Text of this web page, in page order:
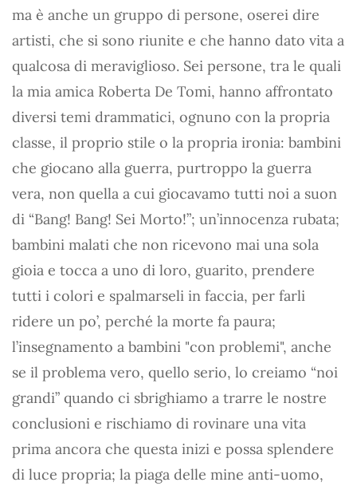
ma è anche un gruppo di persone, oserei dire
artisti, che si sono riunite e che hanno dato vita a
qualcosa di meraviglioso. Sei persone, tra le quali
la mia amica Roberta De Tomi, hanno affrontato
diversi temi drammatici, ognuno con la propria
classe, il proprio stile o la propria ironia: bambini
che giocano alla guerra, purtroppo la guerra
vera, non quella a cui giocavamo tutti noi a suon
di “Bang! Bang! Sei Morto!”; un’innocenza rubata;
bambini malati che non ricevono mai una sola
gioia e tocca a uno di loro, guarito, prendere
tutti i colori e spalmarseli in faccia, per farli
ridere un po’, perché la morte fa paura;
l’insegnamento a bambini "con problemi", anche
se il problema vero, quello serio, lo creiamo “noi
grandi” quando ci sbrighiamo a trarre le nostre
conclusioni e rischiamo di rovinare una vita
prima ancora che questa inizi e possa splendere
di luce propria; la piaga delle mine anti-uomo,